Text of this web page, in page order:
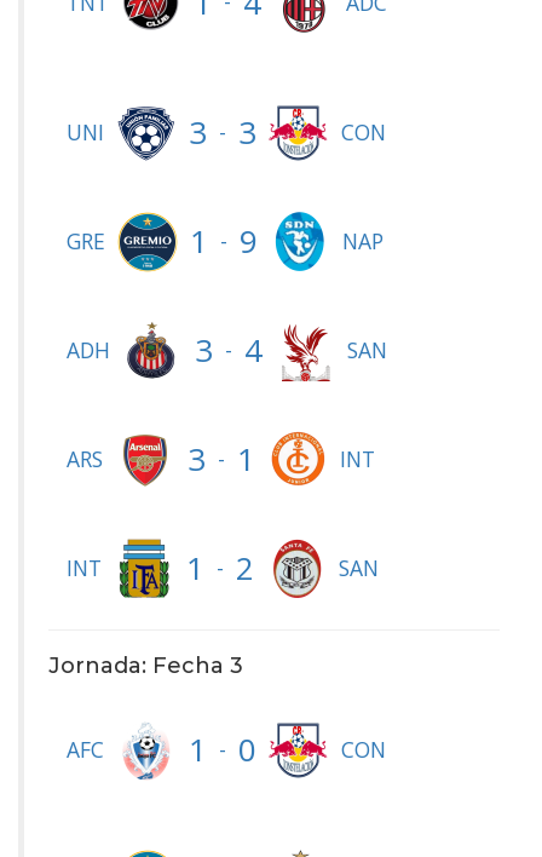
UNI 3 - 3 CON
GRE 1 - 9 NAP
ADH 3 - 4 SAN
ARS 3 - 1 INT
INT 1 - 2 SAN
Jornada: Fecha 3
AFC 1 - 0 CON